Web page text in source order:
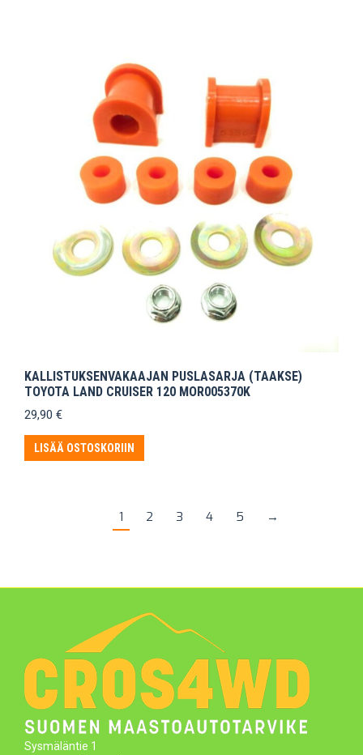
KALLISTUKSENVAKAAJAN PUSLASARJA (TAAKSE)
TOYOTA LAND CRUISER 120 MOR005370K
29,90 €
LISÄÄ OSTOSKORIIN
1 2 3 4 5 →
Sysmäläntie 1